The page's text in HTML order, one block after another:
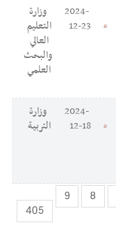
2024-
12-23
وزارة
التعليم
العالي
والبحث
العلمي
2024-
12-18
وزارة
التربية
8
9
405